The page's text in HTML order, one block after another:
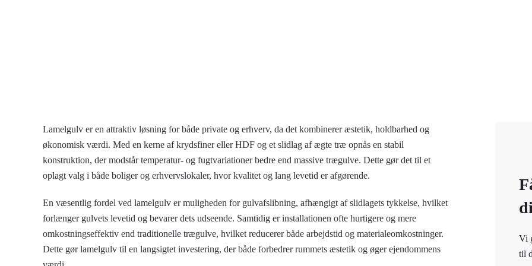
Lamelgulv er en attraktiv løsning for både private og erhverv, da det kombinerer æstetik, holdbarhed og
økonomisk værdi. Med en kerne af krydsfiner eller HDF og et slidlag af ægte træ opnås en stabil
konstruktion, der modstår temperatur- og fugtvariationer bedre end massive trægulve. Dette gør det til et
oplagt valg i både boliger og erhvervslokaler, hvor kvalitet og lang levetid er afgørende.
En væsentlig fordel ved lamelgulv er muligheden for gulvafslibning, afhængigt af slidlagets tykkelse, hvilket
forlænger gulvets levetid og bevarer dets udseende. Samtidig er installationen ofte hurtigere og mere
omkostningseffektiv end traditionelle trægulve, hvilket reducerer både arbejdstid og materialeomkostninger.
Dette gør lamelgulv til en langsigtet investering, der både forbedrer rummets æstetik og øger ejendommens
Vi
til